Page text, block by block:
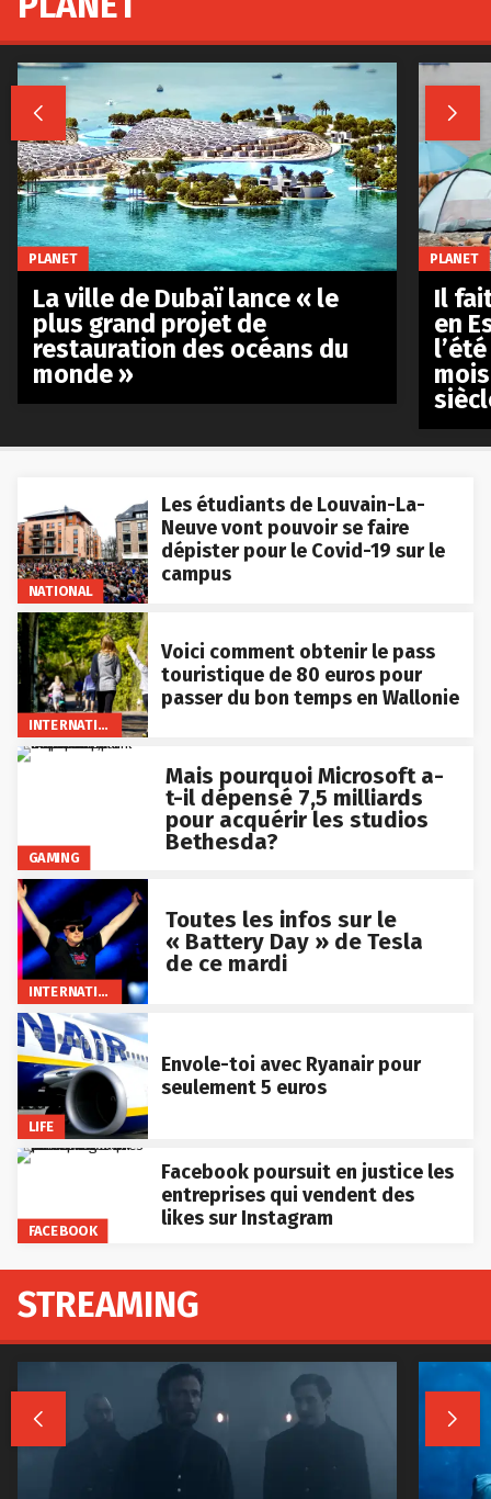
NATIONAL
Les étudiants de Louvain-La-
Neuve vont pouvoir se faire
dépister pour le Covid-19 sur le
campus
INTERNATIONAL
Voici comment obtenir le pass
touristique de 80 euros pour
passer du bon temps en Wallonie
GAMING
Mais pourquoi Microsoft a-
t-il dépensé 7,5 milliards
pour acquérir les studios
Bethesda?
INTERNATIONAL
Toutes les infos sur le
« Battery Day » de Tesla
de ce mardi
LIFE
Envole-toi avec Ryanair pour
seulement 5 euros
FACEBOOK
Facebook poursuit en justice les
entreprises qui vendent des
likes sur Instagram
 
PLANET
La ville de Dubaï lance « le
plus grand projet de
restauration des océans du
monde »
PLANET
Il
en
STREAMING
 